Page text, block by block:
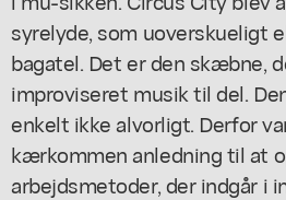
syrelyde, som uoverskueligt
bagatel. Det er den skæbne,
improviseret musik til del.
enkelt ikke alvorligt. Derfor
kærkommen anledning til at
arbejdsmetoder, der indgår i